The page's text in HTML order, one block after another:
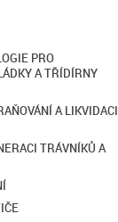
PRO
A TŘÍDÍRNY
A LIKVIDACI
TRÁVNÍKŮ A